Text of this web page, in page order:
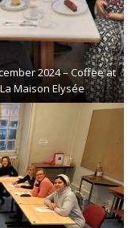
2024 – Coffee at
La Maison Elysée